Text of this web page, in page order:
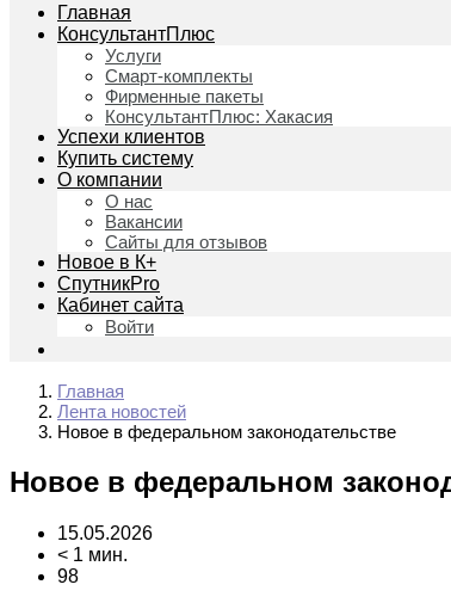
Главная
КонсультантПлюс
Услуги
Смарт-комплекты
Фирменные пакеты
КонсультантПлюс: Хакасия
Успехи клиентов
Купить систему
О компании
О нас
Вакансии
Сайты для отзывов
Новое в К+
СпутникPro
Кабинет сайта
Войти
Главная
Лента новостей
Новое в федеральном законодательстве
Новое в федеральном
15.05.2026
< 1 мин.
98